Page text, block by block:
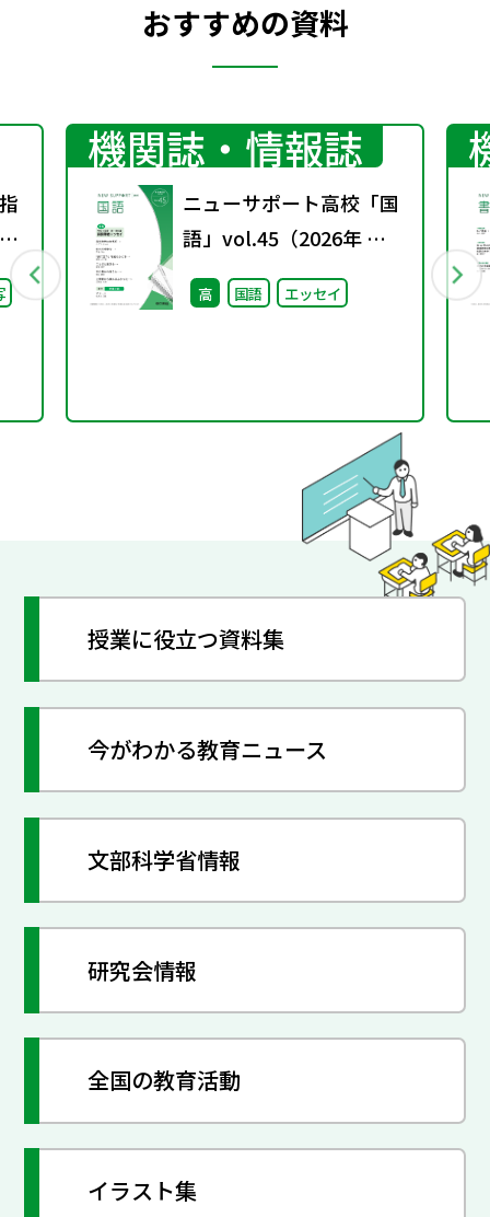
おすすめの資料
機関誌・情報誌
ニューサポート高校「国
語」vol.45（2026年 春
号）
高 国語 エッセイ
授業に役立つ資料集
今がわかる教育ニュース
文部科学省情報
研究会情報
全国の教育活動
イラスト集